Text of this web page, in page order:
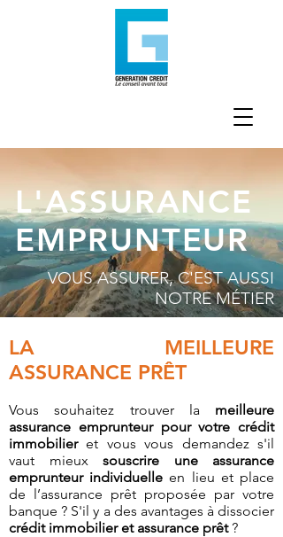
L'ASSURANCE
EMPRUNTEUR
VOUS ASSURER, C'EST AUSSI
NOTRE MÉTIER
LA MEILLEURE
ASSURANCE PRÊT
Vous souhaitez trouver la meilleure
assurance emprunteur pour votre crédit
immobilieret vous vous demandez s'il
vaut mieux souscrire une assurance
emprunteur individuelle en lieu et place
de l’assurance prêt proposée par votre
banque ? S'il y a des avantages à dissocier
crédit immobilier et assurance prêt?